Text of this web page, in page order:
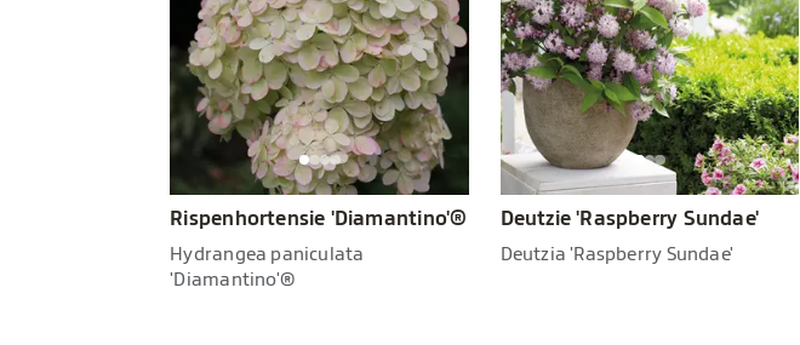
Rispenhortensie 'Diamantino'®
Hydrangea paniculata
'Diamantino'®
Deutzie 'Raspberry Sundae'
Deutzia 'Raspberry Sundae'